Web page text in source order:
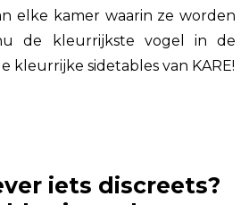
elke kamer waarin ze worden
de kleurrijkste vogel in de
kleurrijke sidetables van KARE!
iets discreets?